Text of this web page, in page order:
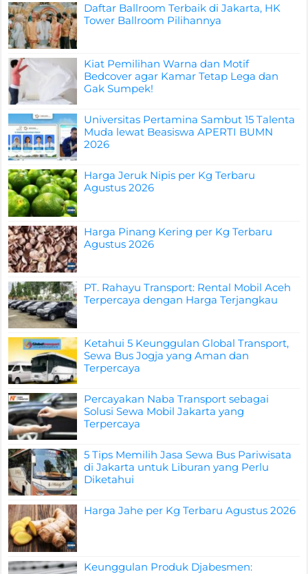
Daftar Ballroom Terbaik di Jakarta, HK
Tower Ballroom Pilihannya
Kiat Pemilihan Warna dan Motif
Bedcover agar Kamar Tetap Lega dan
Gak Sumpek!
Universitas Pertamina Sambut 15 Talenta
Muda lewat Beasiswa APERTI BUMN
2026
Harga Jeruk Nipis per Kg Terbaru
Agustus 2026
Harga Pinang Kering per Kg Terbaru
Agustus 2026
PT. Rahayu Transport: Rental Mobil Aceh
Terpercaya dengan Harga Terjangkau
Ketahui 5 Keunggulan Global Transport,
Sewa Bus Jogja yang Aman dan
Terpercaya
Percayakan Naba Transport sebagai
Solusi Sewa Mobil Jakarta yang
Terpercaya
5 Tips Memilih Jasa Sewa Bus Pariwisata
di Jakarta untuk Liburan yang Perlu
Diketahui
Harga Jahe per Kg Terbaru Agustus 2026
Keunggulan Produk Djabesmen: